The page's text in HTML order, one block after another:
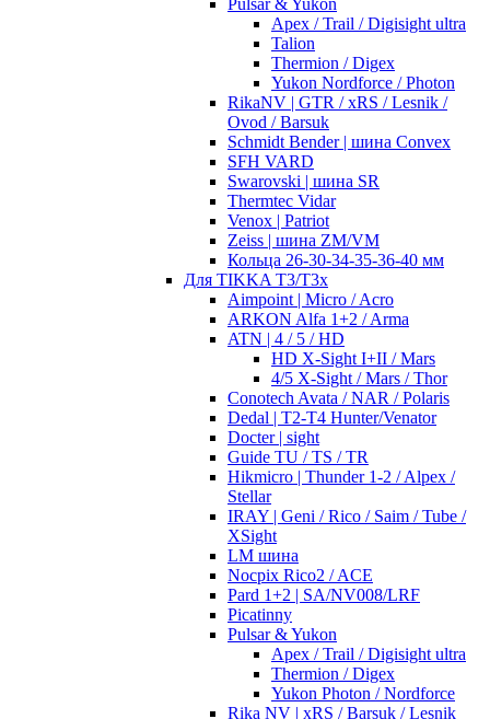
Pulsar & Yukon
Apex / Trail / Digisight ultra
Talion
Thermion / Digex
Yukon Nordforce / Photon
RikaNV | GTR / xRS / Lesnik /
Ovod / Barsuk
Schmidt Bender | шина Convex
SFH VARD
Swarovski | шина SR
Thermtec Vidar
Venox | Patriot
Zeiss | шина ZM/VM
Кольца 26-30-34-35-36-40 мм
Для TIKKA T3/T3x
Aimpoint | Micro / Acro
ARKON Alfa 1+2 / Arma
ATN | 4 / 5 / HD
HD X-Sight I+II / Mars
4/5 X-Sight / Mars / Thor
Conotech Avata / NAR / Polaris
Dedal | T2-T4 Hunter/Venator
Docter | sight
Guide TU / TS / TR
Hikmicro | Thunder 1-2 / Alpex /
Stellar
IRAY | Geni / Rico / Saim / Tube /
XSight
LM шина
Nocpix Rico2 / ACE
Pard 1+2 | SA/NV008/LRF
Picatinny
Pulsar & Yukon
Apex / Trail / Digisight ultra
Thermion / Digex
Yukon Photon / Nordforce
Rika NV | xRS / Barsuk / Lesnik